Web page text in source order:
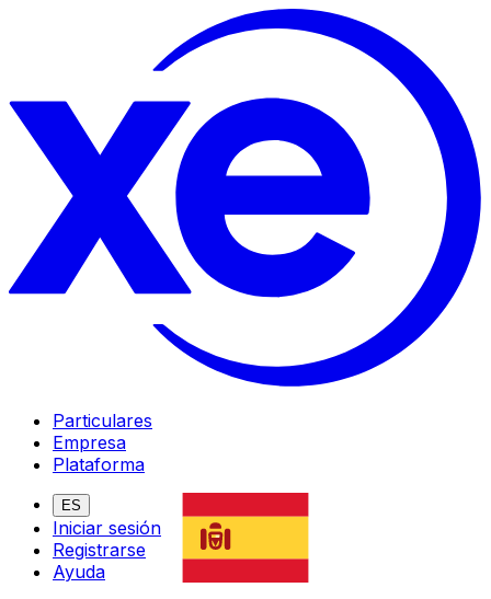
Particulares
Empresa
Plataforma
ES
Iniciar sesión
Registrarse
Ayuda